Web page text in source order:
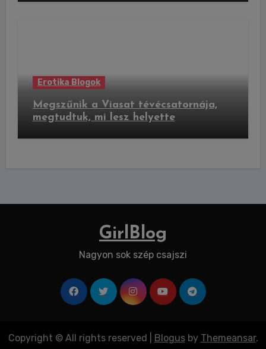
Erotika Blogok
Megszűnik a Viasat tévécsatornája,
megtudtuk, mi lesz helyette
GirlBlog
Nagyon sok szép csajszi
Copyright © All rights reserved Blogusby Themeansar.